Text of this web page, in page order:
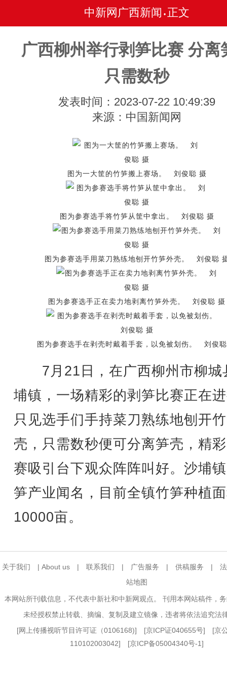
中新网广西新闻 • 正文
广西柳州举行剥笋比赛 分离
只需数秒
发表时间：2023-07-22 10:49:39
来源：中国新闻网
图为一大筐的竹笋搬上赛场。 刘俊聪 摄
图为参赛选手将竹笋从筐中拿出。 刘俊聪 摄
图为参赛选手用菜刀熟练地刨开竹笋外壳。 刘俊聪
图为参赛选手正在卖力地剥离竹笋外壳。 刘俊聪 摄
图为参赛选手在剥壳时戴着手套，以免被划伤。 刘俊
7月21日，在广西柳州市柳城
埔镇，一场精彩的剥笋比赛正在
只见选手们手持菜刀熟练地刨开
壳，只需数秒便可分离笋壳，精
赛吸引台下观众阵阵叫好。沙埔
笋产业闻名，目前全镇竹笋种植
10000亩。
关于我们 | About us | 联系我们 | 广告服务 | 供稿服务 |
站地图
本网站所刊载信息，不代表中新社和中新网观点。 刊用本网站稿件，
未经授权禁止转载、摘编、复制及建立镜像，违者将依法追究法
[网上传播视听节目许可证（0106168)] [京ICP证040655号] [京
110102003042] [京ICP备05004340号-1]